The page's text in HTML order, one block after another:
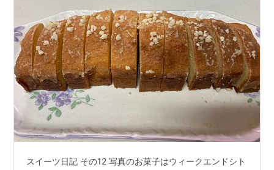
スイーツ日記 その12 写真のお菓子はウィークエンドシト